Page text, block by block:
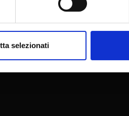
Dichiarazione sui cookie.
combinarle con altre
selezionati